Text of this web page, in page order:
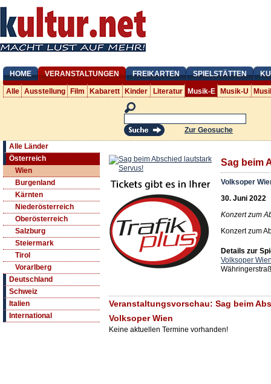
HOME VERANSTALTUNGEN FREIKARTEN SPIELSTÄTTEN
Alle Ausstellung Film Kabarett Kinder Literatur Musik-E Musik-U
Zur Geosuche
Alle Länder
Österreich
Wien
Burgenland
Kärnten
Niederösterreich
Oberösterreich
Salzburg
Steiermark
Tirol
Vorarlberg
Deutschland
Schweiz
Italien
International
Sag beim
Volksoper
30. Juni 2022
Konzert zum
Konzert zum
Details zur
Volksoper
Veranstaltungsvorschau: Sag beim
Volksoper Wien
Keine aktuellen Termine vorhanden!